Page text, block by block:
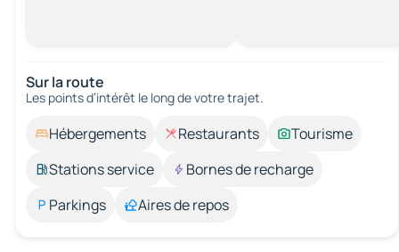
Sur la route
Les points d’intérêt le long de votre trajet.
Hébergements Restaurants
Tourisme
Stations service
Bornes de recharge
Parkings
Aires de repos